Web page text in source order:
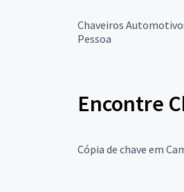
Chaveiros
Pessoa
Encontre
Cópia de chave em